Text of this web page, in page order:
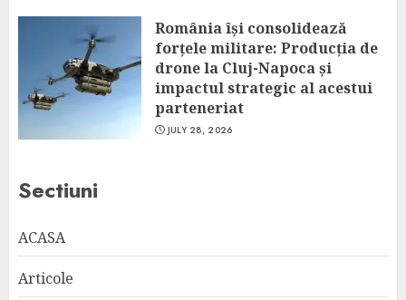
România își consolidează
forțele militare: Producția de
drone la Cluj-Napoca și
impactul strategic al acestui
parteneriat
JULY 28, 2026
Sectiuni
ACASA
Articole